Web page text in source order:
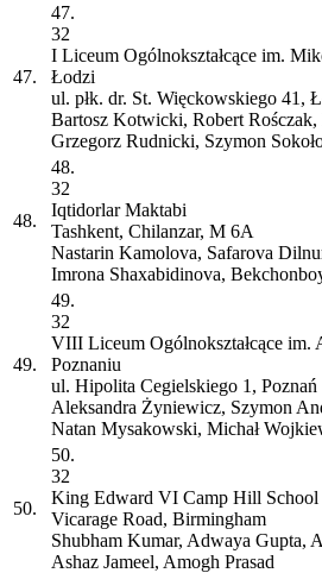
47.
47.
32
I Liceum Ogólnokształcące im.
Łodzi
ul. płk. dr. St. Więckowskiego 41,
Bartosz Kotwicki, Robert Rośczak,
Grzegorz Rudnicki, Szymon
48.
48.
32
Iqtidorlar Maktabi
Tashkent, Chilanzar, M 6A
Nastarin Kamolova, Safarova
Imrona Shaxabidinova,
49.
49.
32
VIII Liceum Ogólnokształcące im.
Poznaniu
ul. Hipolita Cegielskiego 1, Poznań
Aleksandra Żyniewicz, Szymon
Natan Mysakowski, Michał
50.
50.
32
King Edward VI Camp Hill
Vicarage Road, Birmingham
Shubham Kumar, Adwaya Gupta,
Ashaz Jameel, Amogh Prasad